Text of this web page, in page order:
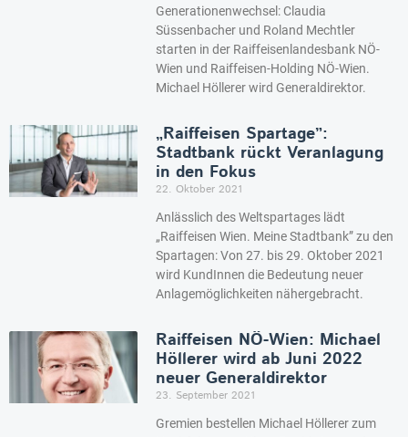
Generationenwechsel: Claudia
Süssenbacher und Roland Mechtler
starten in der Raiffeisenlandesbank NÖ-
Wien und Raiffeisen-Holding NÖ-Wien.
Michael Höllerer wird Generaldirektor.
„Raiffeisen Spartage”:
Stadtbank rückt Veranlagung
in den Fokus
22. Oktober 2021
Anlässlich des Weltspartages lädt
„Raiffeisen Wien. Meine Stadtbank” zu den
Spartagen: Von 27. bis 29. Oktober 2021
wird KundInnen die Bedeutung neuer
Anlagemöglichkeiten nähergebracht.
Raiffeisen NÖ-Wien: Michael
Höllerer wird ab Juni 2022
neuer Generaldirektor
23. September 2021
Gremien bestellen Michael Höllerer zum